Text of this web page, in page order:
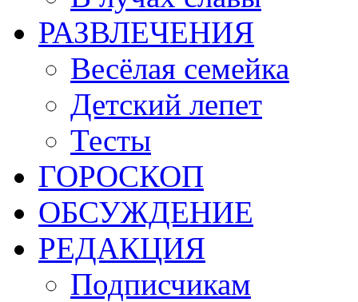
РАЗВЛЕЧЕНИЯ
Весёлая семейка
Детский лепет
Тесты
ГОРОСКОП
ОБСУЖДЕНИЕ
РЕДАКЦИЯ
Подписчикам